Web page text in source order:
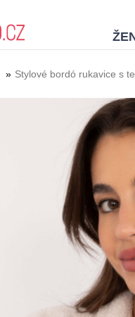
» Stylové bordó rukavice s